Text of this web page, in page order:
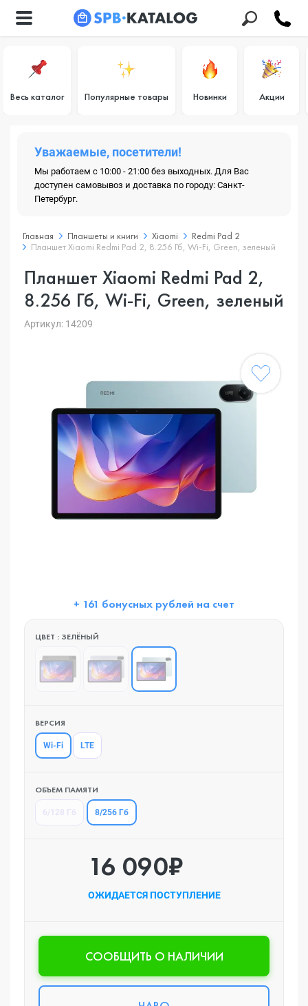
Весь каталог Популярные товары Новинки Акции
Уважаемые, посетители!
Мы работаем с 10:00 - 21:00 без выходных. Для Вас
доступен самовывоз и доставка по городу: Санкт-
Петербург.
Главная Планшеты и книги Xiaomi
Redmi Pad 2
Планшет Xiaomi Redmi Pad 2, 8.256 Гб, Wi-Fi, Green, зеленый
Планшет Xiaomi Redmi Pad 2,
8.256 Гб, Wi-Fi, Green, зеленый
Артикул: 14209
+ 161 бонусных рублей на счет
ЦВЕТ : ЗЕЛЁНЫЙ
ВЕРСИЯ
Wi-Fi LTE
ОБЪЕМ ПАМЯТИ
8/256 Гб
16 090₽
ОЖИДАЕТСЯ ПОСТУПЛЕНИЕ
CООБЩИТЬ О НАЛИЧИИ